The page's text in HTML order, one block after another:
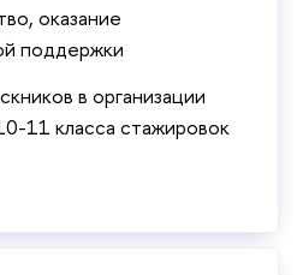
оказание
поддержки
в организации
11 класса стажировок